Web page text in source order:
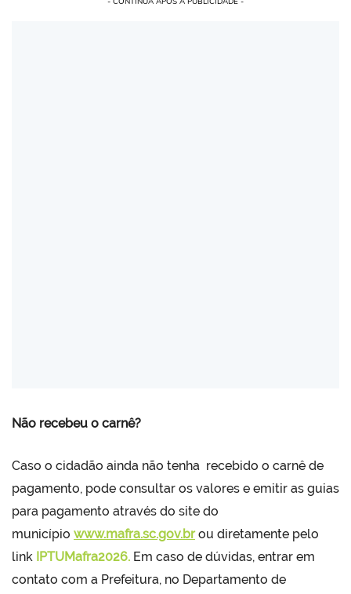
Não recebeu o carnê?
Caso o cidadão ainda não tenha recebido o carnê de
pagamento, pode consultar os valores e emitir as guias
para pagamento através do site do
município www.mafra.sc.gov.brou diretamente pelo
link IPTUMafra2026. Em caso de dúvidas, entrar em
contato com a Prefeitura, no Departamento de